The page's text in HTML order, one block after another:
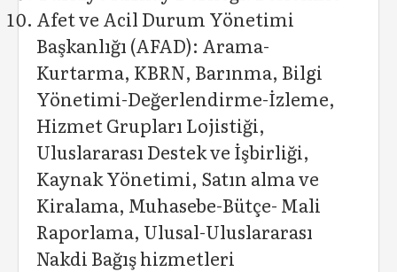
Afet ve Acil Durum Yönetimi
Başkanlığı (AFAD): Arama-
Kurtarma, KBRN, Barınma, Bilgi
Yönetimi-Değerlendirme-İzleme,
Hizmet Grupları Lojistiği,
Uluslararası Destek ve İşbirliği,
Kaynak Yönetimi, Satın alma ve
Kiralama, Muhasebe-Bütçe- Mali
Raporlama, Ulusal-Uluslararası
Nakdi Bağış hizmetleri